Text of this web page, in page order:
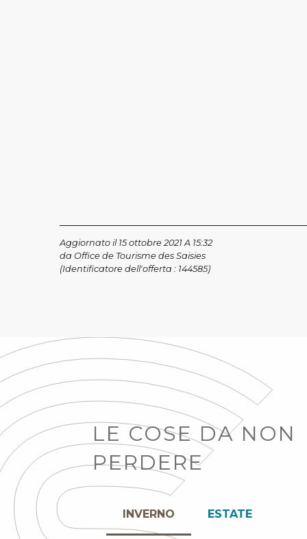
Aggiornato il 15 ottobre 2021 A 15:32
da Office de Tourisme des Saisies
(Identificatore dell'offerta : 144585)
LE COSE DA NON
PERDERE
INVERNO ESTATE